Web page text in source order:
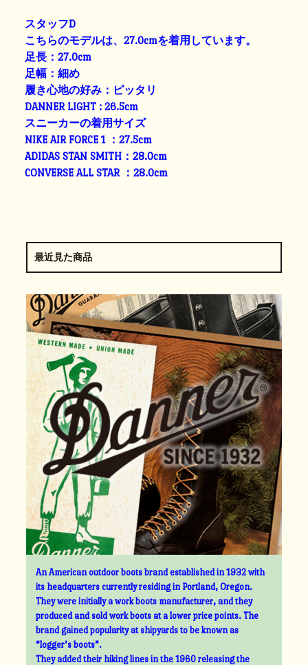
スタッフD
こちらのモデルは、27.0cmを着用しています。
足長：27.0cm
足幅：細め
履き心地の好み：ピッタリ
DANNER LIGHT : 26.5cm
スニーカーの着用サイズ
NIKE AIR FORCE 1 ：27.5cm
ADIDAS STAN SMITH：28.0cm
CONVERSE ALL STAR ：28.0cm
最近見た商品
An American outdoor boots brand established in 1932 with
its headquarters currently residing in Portland, Oregon.
They were initially a work boots manufacturer, and they
produced and sold work boots at a lower price points. The
brand gained popularity at shipyards to be known as
“logger’s boots”.
They added their hiking lines in the 1960 releasing the